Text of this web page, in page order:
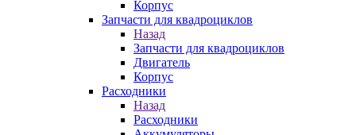
Корпус
Запчасти для квадроциклов
Назад
Запчасти для квадроциклов
Двигатель
Корпус
Расходники
Назад
Расходники